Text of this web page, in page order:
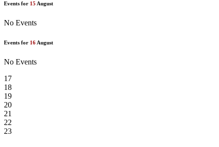
Events for 15 August
No Events
Events for 16 August
No Events
17
18
19
20
21
22
23